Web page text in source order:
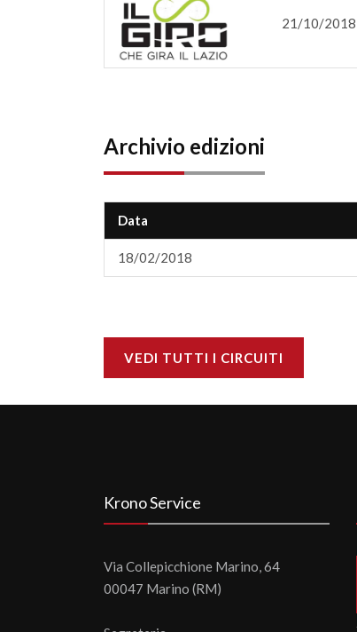
21/10/2018
Archivio edizioni
Data
18/02/2018
VEDI TUTTI I CIRCUITI
Krono Service
Via Collepicchione Marino, 64
00047 Marino (RM)